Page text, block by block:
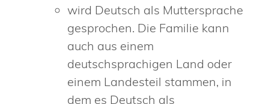
wird Deutsch als Muttersprache
gesprochen. Die Familie kann
auch aus einem
deutschsprachigen Land oder
einem Landesteil stammen, in
dem es Deutsch als